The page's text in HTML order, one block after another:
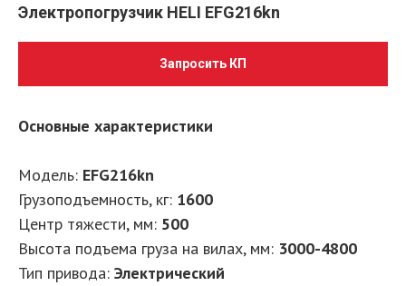
Электропогрузчик HELI EFG216kn
Запросить КП
Основные характеристики
Модель: EFG216kn
Грузоподъемность, кг: 1600
Центр тяжести, мм: 500
Высота подъема груза на вилах, мм: 3000-4800
Тип привода: Электрический